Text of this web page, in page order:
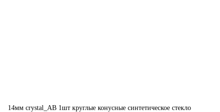
14мм crystal_AB 1шт круглые конусные синтетическое стекло